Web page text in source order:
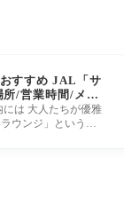
すすめ JAL「サ
所/営業時間/メニ
は 大人たちが優雅
ウンジ」という場